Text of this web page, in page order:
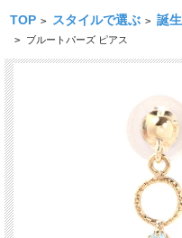
TOP > スタイルで選ぶ > 誕
> ブルートパーズ ピアス